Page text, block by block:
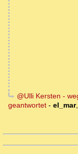
@Ulli Kersten -
geantwortet - el_mar,